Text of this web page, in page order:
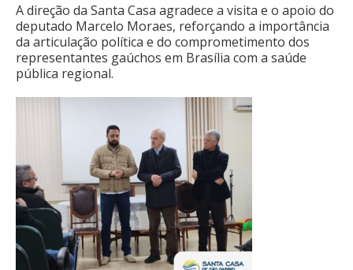
A direção da Santa Casa agradece a visita e o apoio do
deputado Marcelo Moraes, reforçando a importância
da articulação política e do comprometimento dos
representantes gaúchos em Brasília com a saúde
pública regional.